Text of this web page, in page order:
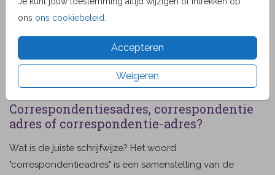
ons ons cookiebeleid
Accepteren
Weigeren
bepaalt zelf waar op de kaart het adres het beste tot zijn
Heeft u vragen of twijfelt u over hoe u het
correspondentieadres het beste kunt vermelden? Neem
gerustcontactmet ons op voor een advies.
Correspondentiesadres, correspondentie
adres of correspondentie-adres?
Wat is de juiste schrijfwijze? Het woord
"correspondentieadres" is een samenstelling van de